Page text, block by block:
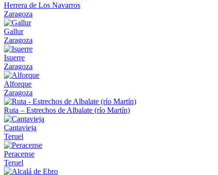
Herrera de Los Navarros
Zaragoza
Gallur
Zaragoza
Isuerre
Zaragoza
Alforque
Zaragoza
Ruta – Estrechos de Albalate (río Martín)
Cantavieja
Teruel
Peracense
Teruel